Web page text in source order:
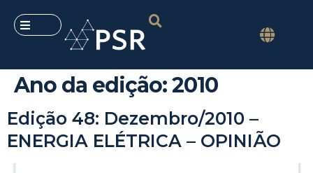
Ano da edição:2010
Edição 48: Dezembro/2010 –
ENERGIA ELÉTRICA – OPINIÃO